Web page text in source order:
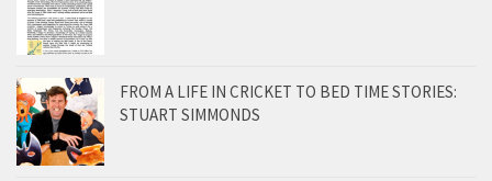
FROM A LIFE IN CRICKET TO BED TIME STORIES:
STUART SIMMONDS